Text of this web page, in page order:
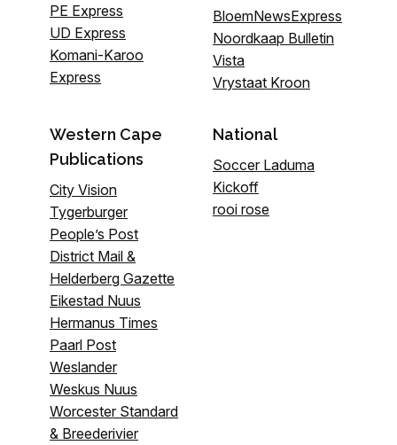
PE Express
UD Express
Komani-Karoo
Express
BloemNewsExpress
Noordkaap Bulletin
Vista
Vrystaat Kroon
Western Cape
Publications
City Vision
Tygerburger
People’s Post
District Mail &
Helderberg Gazette
Eikestad Nuus
Hermanus Times
Paarl Post
Weslander
Weskus Nuus
Worcester Standard
& Breederivier
National
Soccer Laduma
Kickoff
rooi rose